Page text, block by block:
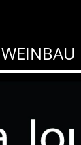
WEINBAU